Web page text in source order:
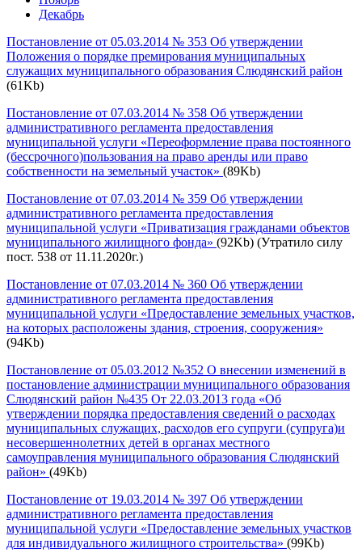
Декабрь
Постановление от 05.03.2014 № 353 Об утверждении
Положения о порядке премирования муниципальных
служащих муниципального образования Слюдянский район
(61Kb)
Постановление от 07.03.2014 № 358 Об утверждении
административного регламента предоставления
муниципальной услуги «Переоформление права постоянного
(бессрочного)пользования на право аренды или право
собственности на земельный участок» (89Kb)
Постановление от 07.03.2014 № 359 Об утверждении
административного регламента предоставления
муниципальной услуги «Приватизация гражданами объектов
муниципального жилищного фонда» (92Kb) (Утратило силу
пост. 538 от 11.11.2020г.)
Постановление от 07.03.2014 № 360 Об утверждении
административного регламента предоставления
муниципальной услуги «Предоставление земельных участков,
на которых расположены здания, строения, сооружения»
(94Kb)
Постановление от 05.03.2012 №352 О внесении изменений в
постановление администрации муниципального образования
Слюдянский район №435 От 22.03.2013 года «Об
утверждении порядка предоставления сведений о расходах
муниципальных служащих, расходов его супруги (супруга)и
несовершеннолетних детей в органах местного
самоуправления муниципального образования Слюдянский
район» (49Kb)
Постановление от 19.03.2014 № 397 Об утверждении
административного регламента предоставления
муниципальной услуги «Предоставление земельных участков
для индивидуального жилищного строительства» (99Kb)